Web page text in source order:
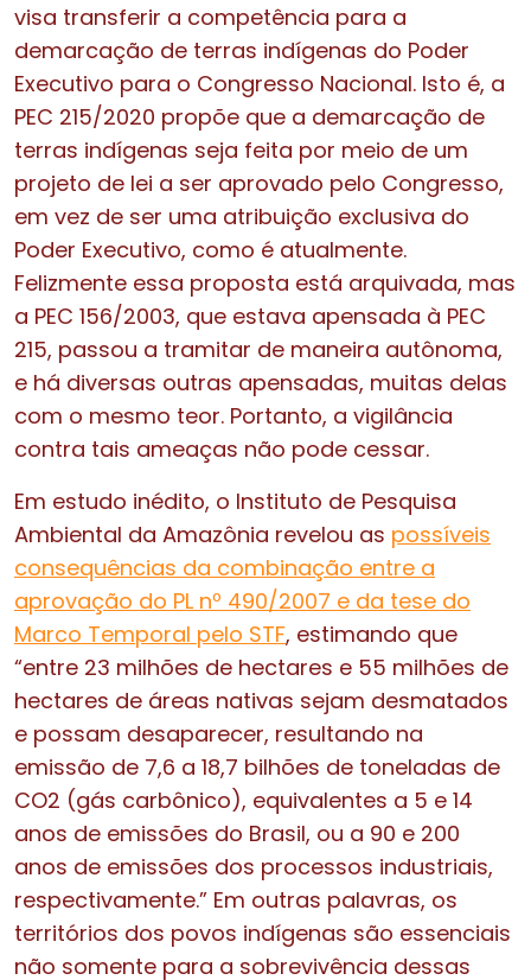
visa transferir a competência para a
demarcação de terras indígenas do Poder
Executivo para o Congresso Nacional. Isto é, a
PEC 215/2020 propõe que a demarcação de
terras indígenas seja feita por meio de um
projeto de lei a ser aprovado pelo Congresso,
em vez de ser uma atribuição exclusiva do
Poder Executivo, como é atualmente.
Felizmente essa proposta está arquivada, mas
a PEC 156/2003, que estava apensada à PEC
215, passou a tramitar de maneira autônoma,
e há diversas outras apensadas, muitas delas
com o mesmo teor. Portanto, a vigilância
contra tais ameaças não pode cessar.
Em estudo inédito, o Instituto de Pesquisa
Ambiental da Amazônia revelou as possíveis
consequências da combinação entre a
aprovação do PL nº 490/2007 e da tese do
Marco Temporal pelo STF, estimando que
“entre 23 milhões de hectares e 55 milhões de
hectares de áreas nativas sejam desmatados
e possam desaparecer, resultando na
emissão de 7,6 a 18,7 bilhões de toneladas de
CO2 (gás carbônico), equivalentes a 5 e 14
anos de emissões do Brasil, ou a 90 e 200
anos de emissões dos processos industriais,
respectivamente.” Em outras palavras, os
territórios dos povos indígenas são essenciais
não somente para a sobrevivência dessas